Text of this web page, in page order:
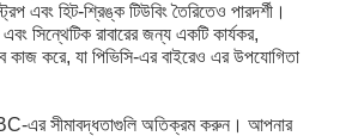
এবং হিট-শ্রিঙ্ক টিউবিং তৈরিতেও পারদর্শী।
সিন্থেটিক রাবারের জন্য একটি কার্যকর,
কাজ করে, যা পিভিসি-এর বাইরেও এর উপযোগিতা
এর সীমাবদ্ধতাগুলি অতিক্রম করুন। আপনার